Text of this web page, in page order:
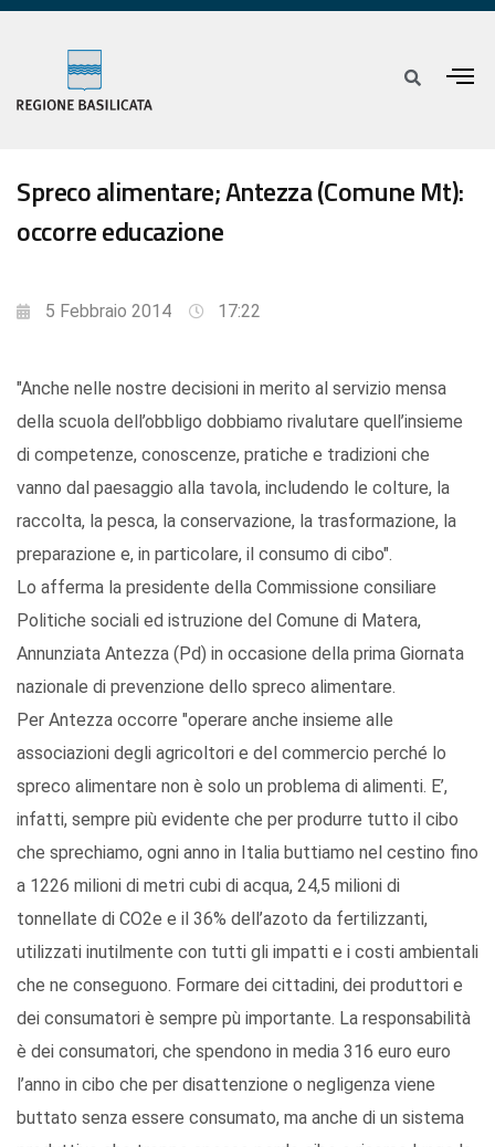
Spreco alimentare; Antezza (Comune Mt):
occorre educazione
5 Febbraio 2014 17:22
"Anche nelle nostre decisioni in merito al servizio mensa
della scuola dell’obbligo dobbiamo rivalutare quell’insieme
di competenze, conoscenze, pratiche e tradizioni che
vanno dal paesaggio alla tavola, includendo le colture, la
raccolta, la pesca, la conservazione, la trasformazione, la
preparazione e, in particolare, il consumo di cibo".
Lo afferma la presidente della Commissione consiliare
Politiche sociali ed istruzione del Comune di Matera,
Annunziata Antezza (Pd) in occasione della prima Giornata
nazionale di prevenzione dello spreco alimentare.
Per Antezza occorre "operare anche insieme alle
associazioni degli agricoltori e del commercio perché lo
spreco alimentare non è solo un problema di alimenti. E’,
infatti, sempre più evidente che per produrre tutto il cibo
che sprechiamo, ogni anno in Italia buttiamo nel cestino fino
a 1226 milioni di metri cubi di acqua, 24,5 milioni di
tonnellate di CO2e e il 36% dell’azoto da fertilizzanti,
utilizzati inutilmente con tutti gli impatti e i costi ambientali
che ne conseguono. Formare dei cittadini, dei produttori e
dei consumatori è sempre pù importante. La responsabilità
è dei consumatori, che spendono in media 316 euro euro
l’anno in cibo che per disattenzione o negligenza viene
buttato senza essere consumato, ma anche di un sistema